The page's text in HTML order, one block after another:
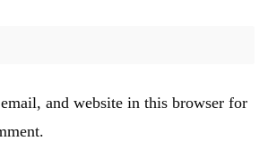
and website in this browser for